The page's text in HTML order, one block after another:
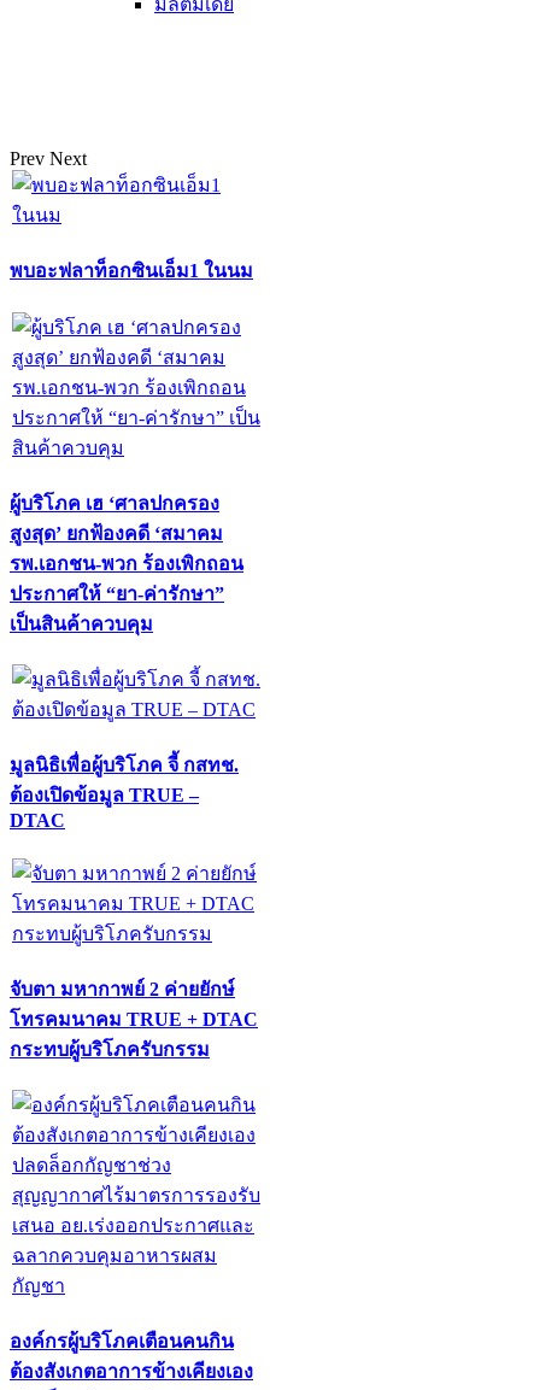
มัลติมีเดีย
Prev Next
พบอะฟลาท็อกซินเอ็ม1 ในนม
ผู้บริโภค เฮ ‘ศาลปกครอง
สูงสุด’ ยกฟ้องคดี ‘สมาคม
รพ.เอกชน-พวก ร้องเพิกถอน
ประกาศให้ “ยา-ค่ารักษา”
เป็นสินค้าควบคุม
มูลนิธิเพื่อผู้บริโภค จี้ กสทช.
ต้องเปิดข้อมูล TRUE –
DTAC
จับตา มหากาพย์ 2 ค่ายยักษ์
โทรคมนาคม TRUE + DTAC
กระทบผู้บริโภครับกรรม
องค์กรผู้บริโภคเตือนคนกิน
ต้องสังเกตอาการข้างเคียงเอง